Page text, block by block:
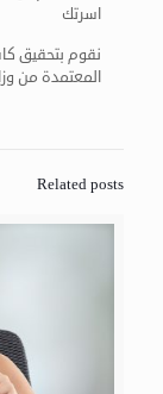
اسرتك
نقوم بتحقيق
المعتمدة من
Related posts